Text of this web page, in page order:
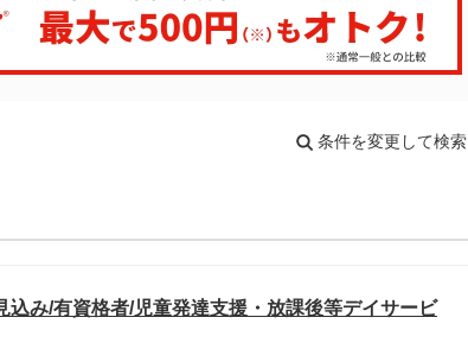
条件を変更して検索
込み/有資格者/児童発達支援・放課後等デイサービ